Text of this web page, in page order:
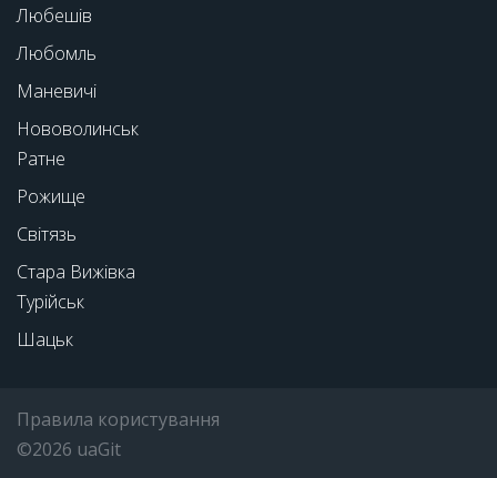
Любешів
Любомль
Маневичі
Нововолинськ
Ратне
Рожище
Світязь
Стара Вижівка
Турійськ
Шацьк
Правила користування
©2026 uaGit